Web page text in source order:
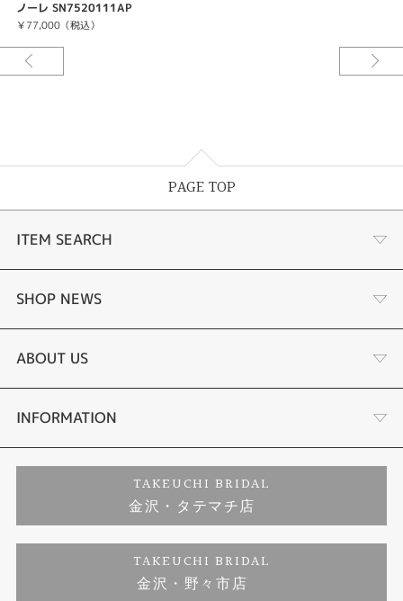
ノーレ SN7520111AP
BN
￥77,000（税込）
PAGE TOP
ITEM SEARCH
婚約指輪
結婚指輪
セットリング
婚約ネックレス
ダイヤモンド
ジュエリーリフォーム
SHOP NEWS
選ばれる理由まとめ
お客様の声
プロポーズサポート
ブランドリスト
福井指輪工房｜手作りペアリング
ABOUT US
会社概要
お客様の声
INFORMATION
プライバシーポリシー
TAKEUCHI BRIDAL
金沢・タテマチ店
TAKEUCHI BRIDAL
金沢・野々市店